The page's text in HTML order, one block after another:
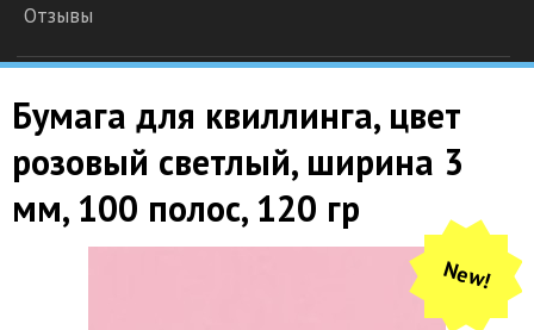
Отзывы
Бумага для квиллинга, цвет
розовый светлый, ширина 3
мм, 100 полос, 120 гр
New!